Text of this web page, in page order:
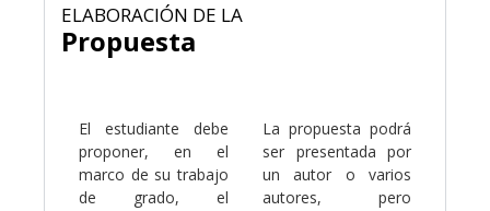
ELABORACIÓN DE LA
Propuesta
El estudiante debe
proponer, en el
marco de su trabajo
de grado, el
La propuesta podrá
ser presentada por
un autor o varios
autores, pero